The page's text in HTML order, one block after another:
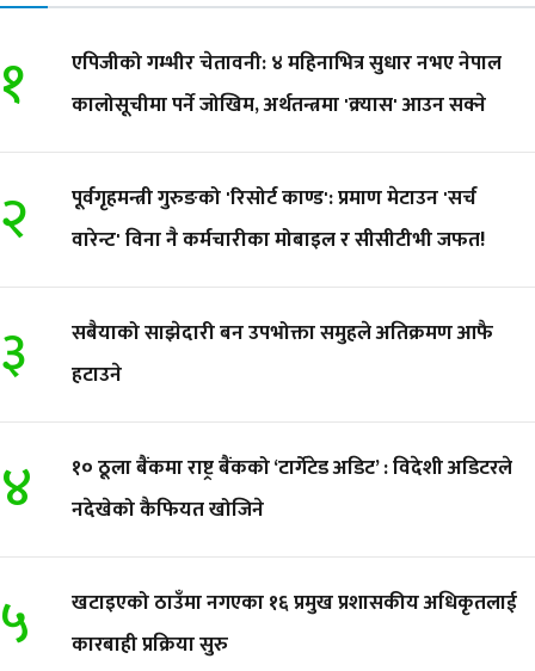
१
एपिजीको गम्भीर चेतावनी: ४ महिनाभित्र सुधार नभए नेपाल
कालोसूचीमा पर्ने जोखिम, अर्थतन्त्रमा 'क्र्यास' आउन सक्ने
२
पूर्वगृहमन्त्री गुरुङको 'रिसोर्ट काण्ड': प्रमाण मेटाउन 'सर्च
वारेन्ट' विना नै कर्मचारीका मोबाइल र सीसीटीभी जफत!
३
सबैयाको साझेदारी बन उपभोक्ता समुहले अतिक्रमण आफै
हटाउने
४
१० ठूला बैंकमा राष्ट्र बैंकको ‘टार्गेटेड अडिट’ : विदेशी अडिटरले
नदेखेको कैफियत खोजिने
५
खटाइएको ठाउँमा नगएका १६ प्रमुख प्रशासकीय अधिकृतलाई
कारबाही प्रक्रिया सुरु